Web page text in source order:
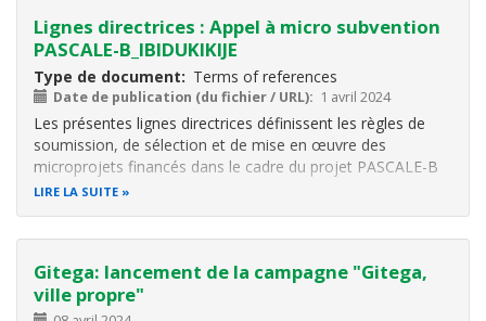
Lignes directrices : Appel à micro subvention
PASCALE-B_IBIDUKIKIJE
Type de document Terms of references
Date de publication (du fichier / URL) 1 avril 2024
Les présentes lignes directrices définissent les règles de
soumission, de sélection et de mise en œuvre des
microprojets financés dans le cadre du projet PASCALE-B
IBIDUKIKIJE.
L’objectif de ces subventions est de permettre aux OSC de
réaliser leurs objets sociaux en matière de ressources
LIRE LA SUITE
Gitega: lancement de la campagne "Gitega,
ville propre"